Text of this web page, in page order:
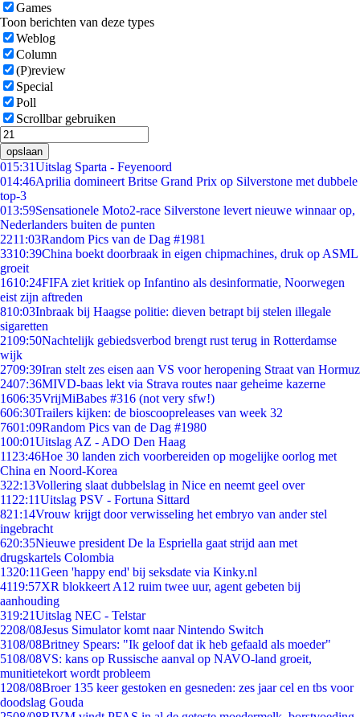
Games
Toon berichten van deze types
Weblog
Column
(P)review
Special
Poll
Scrollbar gebruiken
opslaan
015:31Uitslag Sparta - Feyenoord
014:46Aprilia domineert Britse Grand Prix op Silverstone met dubbele
top-3
013:59Sensationele Moto2-race Silverstone levert nieuwe winnaar op,
Nederlanders buiten de punten
2211:03Random Pics van de Dag #1981
3310:39China boekt doorbraak in eigen chipmachines, druk op ASML
groeit
1610:24FIFA ziet kritiek op Infantino als desinformatie, Noorwegen
eist zijn aftreden
810:03Inbraak bij Haagse politie: dieven betrapt bij stelen illegale
sigaretten
2109:50Nachtelijk gebiedsverbod brengt rust terug in Rotterdamse
wijk
2709:39Iran stelt zes eisen aan VS voor heropening Straat van Hormuz
2407:36MIVD-baas lekt via Strava routes naar geheime kazerne
1606:35VrijMiBabes #316 (not very sfw!)
606:30Trailers kijken: de bioscoopreleases van week 32
7601:09Random Pics van de Dag #1980
100:01Uitslag AZ - ADO Den Haag
11 23:46Hoe 30 landen zich voorbereiden op mogelijke oorlog met
China en Noord-Korea
322:13Vollering slaat dubbelslag in Nice en neemt geel over
11 22:11Uitslag PSV - Fortuna Sittard
821:14Vrouw krijgt door verwisseling het embryo van ander stel
ingebracht
620:35Nieuwe president De la Espriella gaat strijd aan met
drugskartels Colombia
1320:11Geen 'happy end' bij seksdate via Kinky.nl
4119:57XR blokkeert A12 ruim twee uur, agent gebeten bij
aanhouding
319:21Uitslag NEC - Telstar
2208/08Jesus Simulator komt naar Nintendo Switch
3108/08Britney Spears: "Ik geloof dat ik heb gefaald als moeder"
5108/08VS: kans op Russische aanval op NAVO-land groeit,
munitietekort wordt probleem
1208/08Broer 135 keer gestoken en gesneden: zes jaar cel en tbs voor
doodslag Gouda